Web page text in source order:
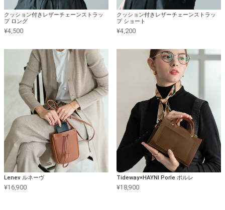
クッション付きレザーチェーンストラッ
プ ロング
¥4,500
クッション付きレザーチェーンストラッ
プ ショート
¥4,200
Lenev ルネーヴ
¥16,900
Tideway×HAYNI Porle ポルレ
¥18,900